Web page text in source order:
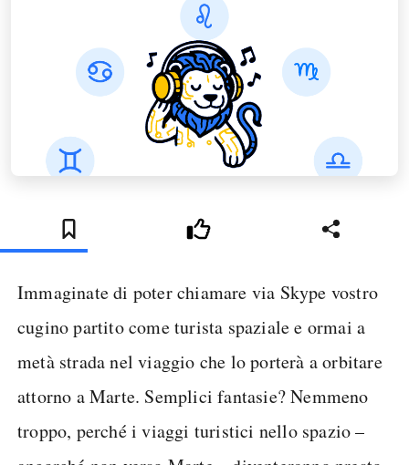
Immaginate di poter chiamare via Skype vostro
cugino partito come turista spaziale e ormai a
metà strada nel viaggio che lo porterà a orbitare
attorno a Marte. Semplici fantasie? Nemmeno
troppo, perché i viaggi turistici nello spazio –